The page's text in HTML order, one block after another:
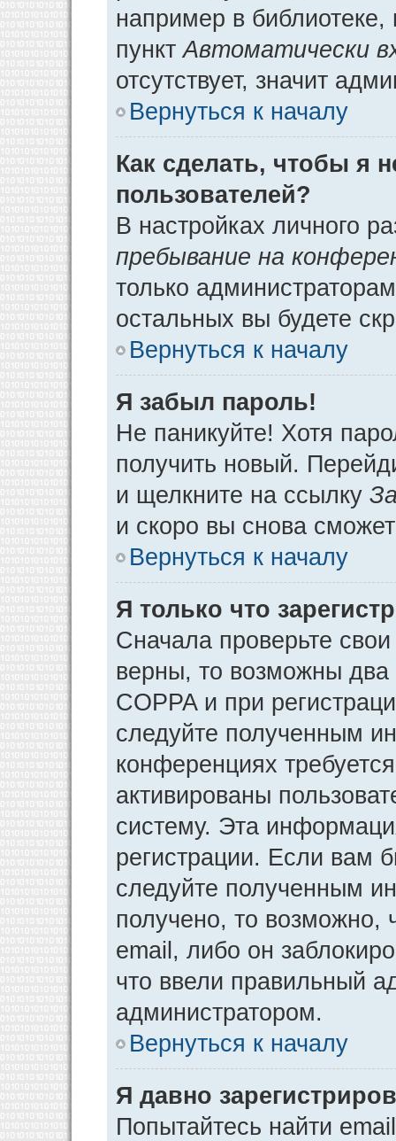
например в библиотеке,
пунктАвтоматически
отсутствует, значит
Вернуться к началу
Как сделать, чтобы я
пользователей?
В настройках личного
пребывание на
только
остальных вы будете
Вернуться к началу
Я забыл пароль!
Не паникуйте! Хотя
получить новый.
и щелкните на ссылку
и скоро вы снова
Вернуться к началу
Я только что
Сначала проверьте
верны, то возможны
COPPA и при
следуйте полученным
конференциях
активированы
систему. Эта
регистрации. Если вам
следуйте полученным
получено, то возможно,
email, либо он
что ввели правильный
администратором.
Вернуться к началу
Я давно
Попытайтесь найти